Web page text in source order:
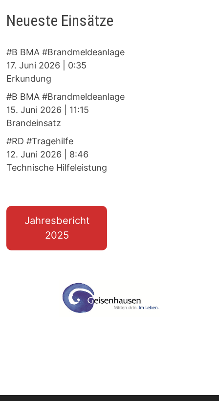
Neueste Einsätze
#B BMA #Brandmeldeanlage
17. Juni 2026
0:35
Erkundung
#B BMA #Brandmeldeanlage
15. Juni 2026
11:15
Brandeinsatz
#RD #Tragehilfe
12. Juni 2026
8:46
Technische Hilfeleistung
Jahresbericht
2025